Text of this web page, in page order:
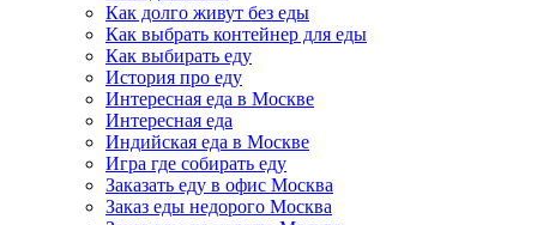
Как долго живут без еды
Как выбрать контейнер для еды
Как выбирать еду
История про еду
Интересная еда в Москве
Интересная еда
Индийская еда в Москве
Игра где собирать еду
Заказать еду в офис Москва
Заказ еды недорого Москва